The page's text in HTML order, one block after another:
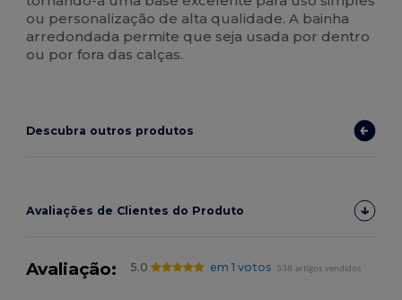
ou personalização de alta qualidade. A bainha
arredondada permite que seja usada por dentro
ou por fora das calças.
Descubra outros produtos
Avaliações de Clientes do Produto
Avaliação: 5.0 em 1 votos 538 artigos vendidos